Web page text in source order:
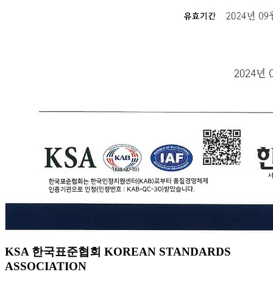
KSA 한국표준협회 KOREAN STANDARDS
ASSOCIATION